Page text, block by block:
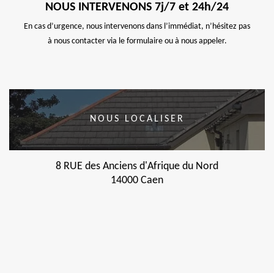
NOUS INTERVENONS 7j/7 et 24h/24
En cas d’urgence, nous intervenons dans l’immédiat, n’hésitez pas
à nous contacter via le formulaire ou à nous appeler.
NOUS LOCALISER
8 RUE des Anciens d'Afrique du Nord
14000 Caen